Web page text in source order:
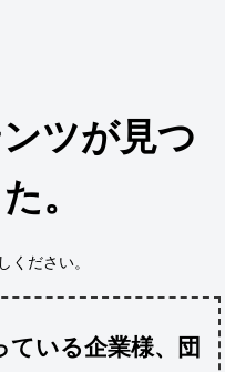
ツが見つ
。
ださい。
いる企業様、団